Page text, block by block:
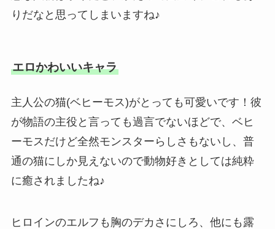
りだなと思ってしまいますね♪
エロかわいいキャラ
主人公の猫(ベヒーモス)がとっても可愛いです！彼
が物語の主役と言っても過言でないほどで、ベヒ
ーモスだけど全然モンスターらしさもないし、普
通の猫にしか見えないので動物好きとしては純粋
に癒されましたね♪
ヒロインのエルフも胸のデカさにしろ、他にも露